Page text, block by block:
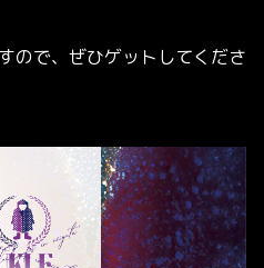
ので、ぜひゲットしてくださ